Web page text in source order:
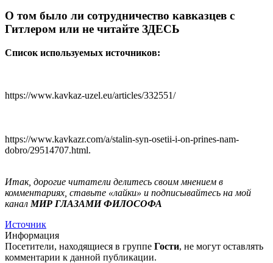
О том было ли сотрудничество кавказцев с
Гитлером или не читайте ЗДЕСЬ
Список используемых источников:
https://www.kavkaz-uzel.eu/articles/332551/
https://www.kavkazr.com/a/stalin-syn-osetii-i-on-prines-nam-
dobro/29514707.html.
Итак, дорогие читатели делитесь своим мнением в
комментариях, ставьте «лайки» и подписывайтесь на мой
канал МИР ГЛАЗАМИ ФИЛОСОФА
Источник
Информация
Посетители, находящиеся в группе Гости, не могут оставлять
комментарии к данной публикации.